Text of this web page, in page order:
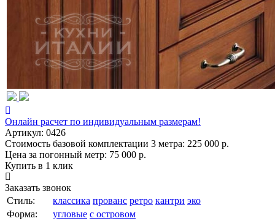
Онлайн расчет по индивидуальным размерам!
Артикул: 0426
Стоимость базовой комплектации 3 метра: 225 000 р.
Цена за погонный метр: 75 000 р.
Купить в 1 клик
Заказать звонок
Стиль:
классика прованс ретро кантри эко
Форма:
угловые с островом